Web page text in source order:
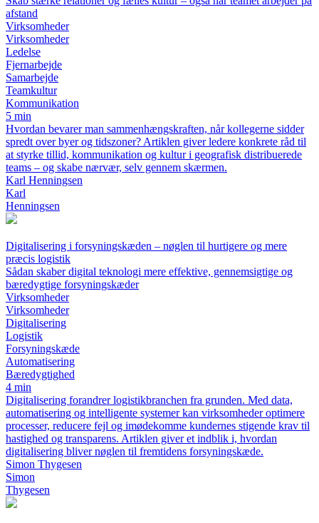
afstand
Virksomheder
Virksomheder
Ledelse
Fjernarbejde
Samarbejde
Teamkultur
Kommunikation
5 min
Hvordan bevarer man sammenhængskraften, når kollegerne sidder
spredt over byer og tidszoner? Artiklen giver ledere konkrete råd til
at styrke tillid, kommunikation og kultur i geografisk distribuerede
teams – og skabe nærvær, selv gennem skærmen.
Karl Henningsen
Karl
Henningsen
Digitalisering i forsyningskæden – nøglen til hurtigere og mere
præcis logistik
Sådan skaber digital teknologi mere effektive, gennemsigtige og
bæredygtige forsyningskæder
Virksomheder
Virksomheder
Digitalisering
Logistik
Forsyningskæde
Automatisering
Bæredygtighed
4 min
Digitalisering forandrer logistikbranchen fra grunden. Med data,
automatisering og intelligente systemer kan virksomheder optimere
processer, reducere fejl og imødekomme kundernes stigende krav til
hastighed og transparens. Artiklen giver et indblik i, hvordan
digitalisering bliver nøglen til fremtidens forsyningskæde.
Simon Thygesen
Simon
Thygesen